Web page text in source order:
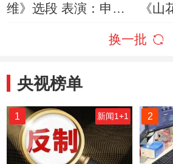
维》选段 表演：申小
《
换一批
央视榜单
1 新闻1+1 2